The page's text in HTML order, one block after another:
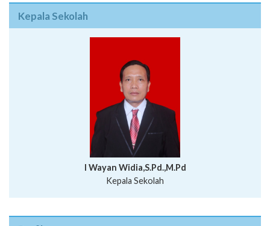
Kepala Sekolah
I Wayan Widia,S.Pd.,M.Pd
Kepala Sekolah